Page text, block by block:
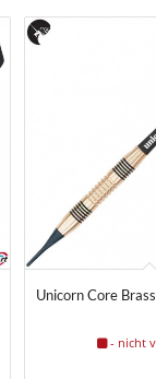
Unicorn Core
- nicht